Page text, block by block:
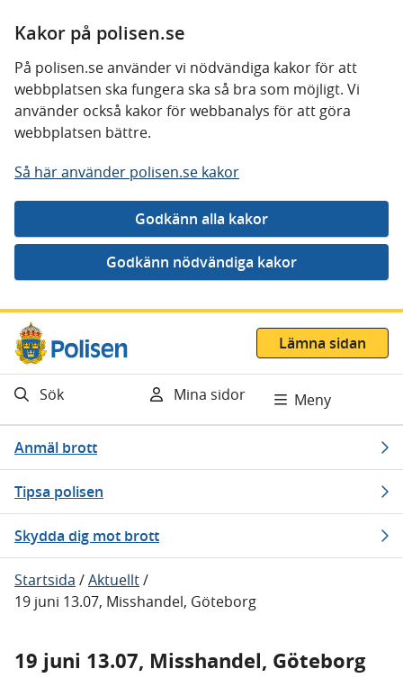
Kakor på polisen.se
På polisen.se använder vi nödvändiga kakor för att
webbplatsen ska fungera ska så bra som möjligt. Vi
använder också kakor för webbanalys för att göra
webbplatsen bättre.
Så här använder polisen.se kakor
Gå direkt till innehåll
Lämna sidan
Sök Mina sidor Meny
Anmäl brott
Tipsa polisen
Skydda dig mot brott
Startsida /Aktuellt/
19 juni 13.07, Misshandel, Göteborg
19 juni 13.07, Misshandel, Göteborg